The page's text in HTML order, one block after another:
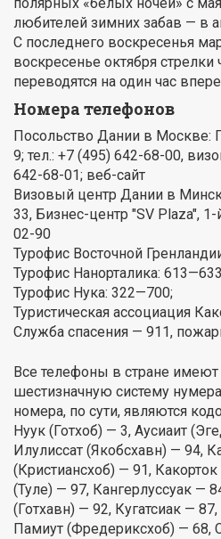
любителей зимних забав — в
C последнего воскресенья
воскресенье октября стрелки
переводятся на один час
Номера телефонов
Посольство Дании в Москве:
9; тел.: +7 (495) 642-68-00,
642-68-01; веб-сайт
Визовый центр Дании в
33, Бизнес-центр "SV Plaza",
02-90
Турофис Восточной
Турофис Нанорталика:
Турофис Нука: 322—700;
Туристическая ассоциация
Служба спасения — 911,
Все телефоны в стране
шестизначную систему
номера, по сути, являются
Нуук (Готхоб) — 3, Аусиаит
Илулиссат (Якобсхавн) — 94,
(Кристиансхоб) — 91,
(Туле) — 97, Кангерлуссуак —
(Готхавн) — 92, Кугатсиак —
Памиут (Фредериксхоб) — 68,